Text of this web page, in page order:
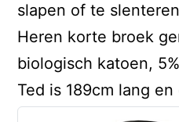
slapen of te
Heren korte broek
biologisch katoen,
Ted is 189cm lang